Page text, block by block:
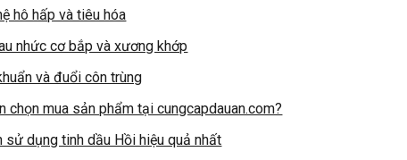
hô hấp và tiêu hóa
nhức cơ bắp và xương khớp
và đuổi côn trùng
chọn mua sản phẩm tại cungcapdauan.com?
sử dụng tinh dầu Hồi hiệu quả nhất